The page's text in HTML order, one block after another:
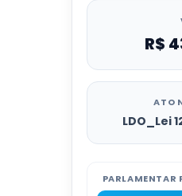
R$
ATO
LDO_Lei
PARLAMENTAR